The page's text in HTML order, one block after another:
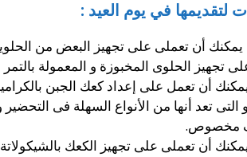
لتقديمها في يوم العيد :
أن تعملى على تجهيز البعض من
تجهيز الحلوى المخبوزة و المعمولة
أن تعمل على إعداد كعك الجبن
التى تعد أنها من الأنواع السهلة فى
مخصوص.
أن تعملى على تجهيز الكعك